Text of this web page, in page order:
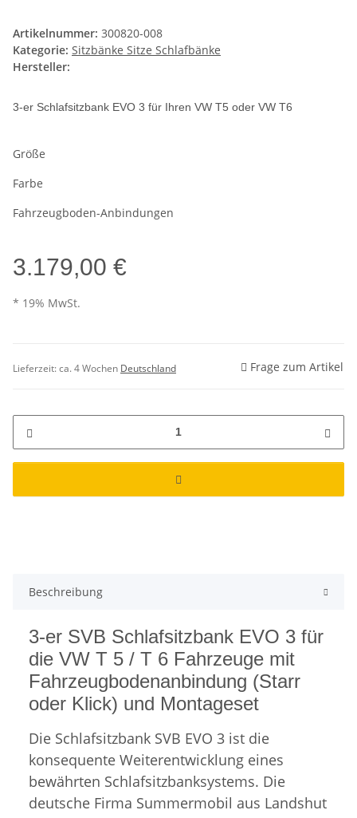
Artikelnummer: 300820-008
Kategorie: Sitzbänke Sitze Schlafbänke
Hersteller:
3-er Schlafsitzbank EVO 3 für Ihren VW T5 oder VW T6
Größe
Farbe
Fahrzeugboden-Anbindungen
3.179,00 €
* 19% MwSt.
Lieferzeit:ca. 4 Wochen Deutschland Frage zum Artikel
Beschreibung
3-er SVB Schlafsitzbank EVO 3 für
die VW T 5 / T 6 Fahrzeuge mit
Fahrzeugbodenanbindung (Starr
oder Klick) und Montageset
Die Schlafsitzbank SVB EVO 3 ist die
konsequente Weiterentwicklung eines
bewährten Schlafsitzbanksystems. Die
deutsche Firma Summermobil aus Landshut